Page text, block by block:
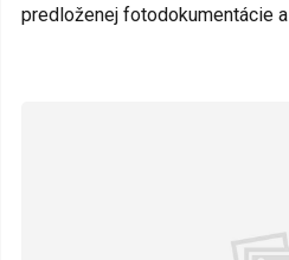
predloženej fotodokumentácie a